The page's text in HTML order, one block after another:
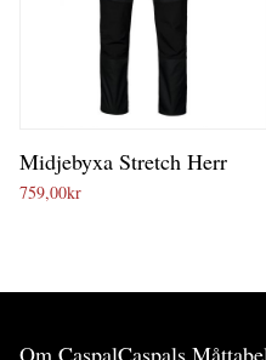
Midjebyxa Stretch Herr
759,00kr
Om CaspalCaspals